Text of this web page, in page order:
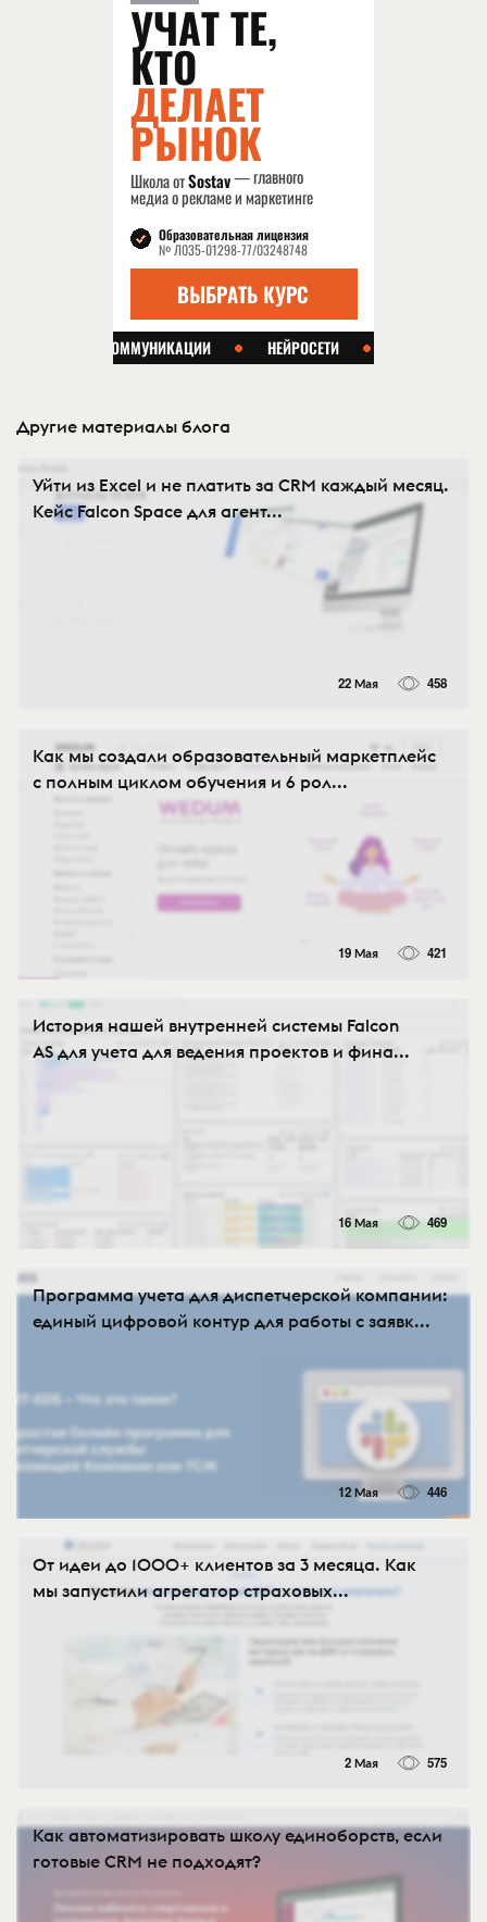
Другие материалы блога
Уйти из Excel и не платить за CRM каждый месяц.
Кейс Falcon Space для агент...
22 Мая 458
Как мы создали образовательный маркетплейс
с полным циклом обучения и 6 рол...
19 Мая 421
История нашей внутренней системы Falcon
AS для учета для ведения проектов и фина...
16 Мая 469
Программа учета для диспетчерской компании:
единый цифровой контур для работы с заявк...
12 Мая 446
От идеи до 1000+ клиентов за 3 месяца. Как
мы запустили агрегатор страховых...
2 Мая 575
Как автоматизировать школу единоборств, если
готовые CRM не подходят?